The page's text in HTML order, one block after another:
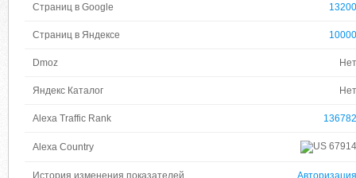
Страниц в Google 13200
Страниц в Яндексе 10000
Dmoz Нет
Яндекс Каталог Нет
Alexa Traffic Rank 136782
Alexa Country 67914
История изменения показателей Авторизация